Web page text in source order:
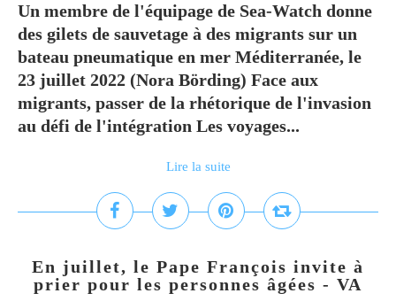
Un membre de l'équipage de Sea-Watch donne
des gilets de sauvetage à des migrants sur un
bateau pneumatique en mer Méditerranée, le
23 juillet 2022 (Nora Börding) Face aux
migrants, passer de la rhétorique de l'invasion
au défi de l'intégration Les voyages...
Lire la suite
En juillet, le Pape François invite à
prier pour les personnes âgées - VA